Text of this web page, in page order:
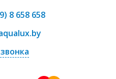
8 658 658